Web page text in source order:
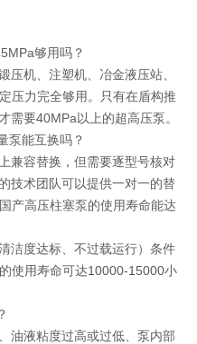
够用吗？
压机、注塑机、冶金液压站、
压力完全够用。只有在盾构推
需要40MPa以上的超高压泵。
泵能互换吗？
兼容替换，但需要逐型号核对
技术团队可以提供一对一的替
产高压柱塞泵的使用寿命能达
洁度达标、不过载运行）条件
使用寿命可达10000-15000小
油液粘度过高或过低、泵内部